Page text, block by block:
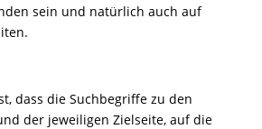
sein und natürlich auch auf
dass die Suchbegriffe zu den
der jeweiligen Zielseite, auf die